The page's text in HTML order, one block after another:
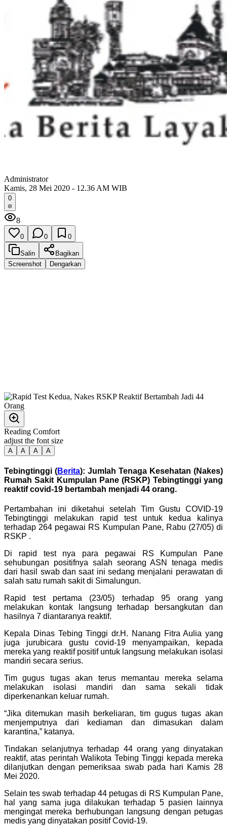
Administrator
Kamis, 28 Mei 2020 - 12.36 AM WIB
0
8
0 0 0
Salin
Bagikan
Screenshot
Dengarkan
Reading Comfort
adjust the font size
A A A A
Tebingtinggi (Berita): Jumlah Tenaga Kesehatan (Nakes)
Rumah Sakit Kumpulan Pane (RSKP) Tebingtinggi yang
reaktif covid-19 bertambah menjadi 44 orang.
Pertambahan ini diketahui setelah Tim Gustu COVID-19
Tebingtinggi melakukan rapid test untuk kedua kalinya
terhadap 264 pegawai RS Kumpulan Pane, Rabu (27/05) di
RSKP .
Di rapid test nya para pegawai RS Kumpulan Pane
sehubungan positifnya salah seorang ASN tenaga medis
dari hasil swab dan saat ini sedang menjalani perawatan di
salah satu rumah sakit di Simalungun.
Rapid test pertama (23/05) terhadap 95 orang yang
melakukan kontak langsung terhadap bersangkutan dan
hasilnya 7 diantaranya reaktif.
Kepala Dinas Tebing Tinggi dr.H. Nanang Fitra Aulia yang
juga jurubicara gustu covid-19 menyampaikan, kepada
mereka yang reaktif positif untuk langsung melakukan isolasi
mandiri secara serius.
Tim gugus tugas akan terus memantau mereka selama
melakukan isolasi mandiri dan sama sekali tidak
diperkenankan keluar rumah.
“Jika ditemukan masih berkeliaran, tim gugus tugas akan
menjemputnya dari kediaman dan dimasukan dalam
karantina,” katanya.
Tindakan selanjutnya terhadap 44 orang yang dinyatakan
reaktif, atas perintah Walikota Tebing Tinggi kepada mereka
dilanjutkan dengan pemeriksaa swab pada hari Kamis 28
Mei 2020.
Selain tes swab terhadap 44 petugas di RS Kumpulan Pane,
hal yang sama juga dilakukan terhadap 5 pasien lainnya
mengingat mereka berhubungan langsung dengan petugas
medis yang dinyatakan positif Covid-19.